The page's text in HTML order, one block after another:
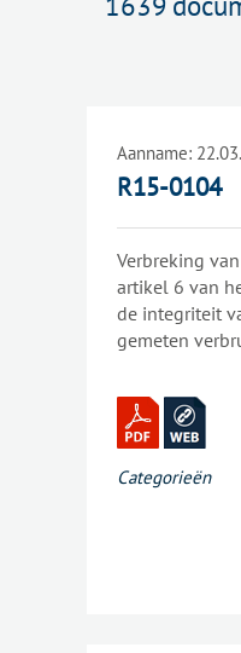
Aanname:
R15-0104
Verbreking
artikel 6 van het
de integriteit
gemeten
het gebouw.
Categorieën